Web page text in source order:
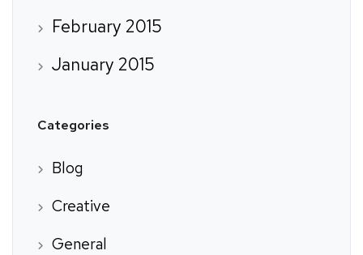
February 2015
January 2015
Categories
Blog
Creative
General